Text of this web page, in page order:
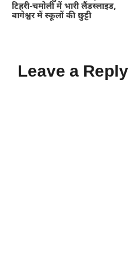
टिहरी-चमोली में भारी लैंडस्लाइड,
बागेश्वर में स्कूलों की छुट्टी
Leave a Reply